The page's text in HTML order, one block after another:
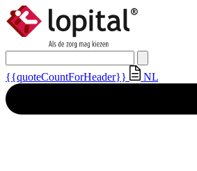
{{quoteCountForHeader}} NL